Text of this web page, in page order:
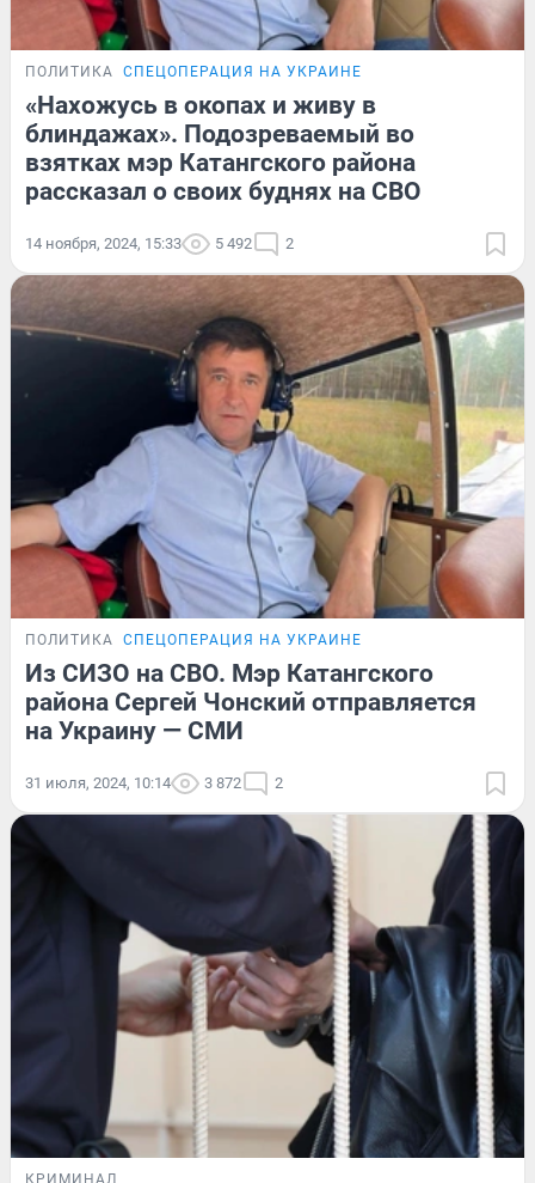
ПОЛИТИКА СПЕЦОПЕРАЦИЯ НА УКРАИНЕ
«Нахожусь в окопах и живу в
блиндажах». Подозреваемый во
взятках мэр Катангского района
рассказал о своих буднях на СВО
14 ноября, 2024, 15:33 5 492 2
ПОЛИТИКА СПЕЦОПЕРАЦИЯ НА УКРАИНЕ
Из СИЗО на СВО. Мэр Катангского
района Сергей Чонский отправляется
на Украину — СМИ
31 июля, 2024, 10:14 3 872 2
КРИМИНАЛ